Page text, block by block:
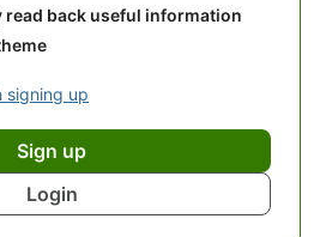
read back useful information
signing up
Sign up
Login